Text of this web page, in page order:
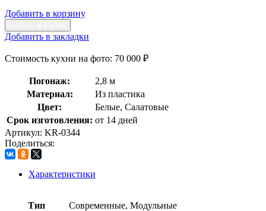
Добавить в корзину
Добавить в закладки
Стоимость кухни на фото: 70 000 ₽
Погонаж:
2,8 м
Материал:
Из пластика
Цвет:
Белые, Салатовые
Срок изготовления: от 14 дней
Артикул: KR-0344
Поделиться:
Характеристики
Тип Современные, Модульные